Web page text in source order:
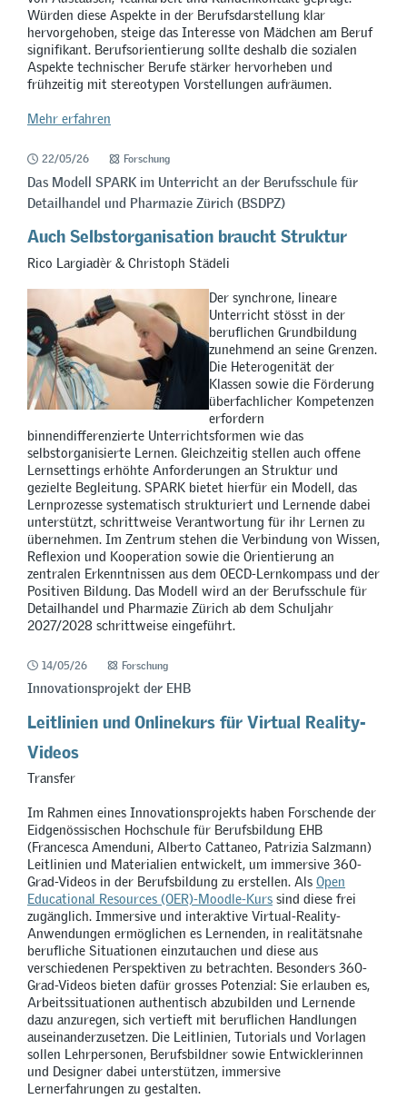
Würden diese Aspekte in der Berufsdarstellung klar
hervorgehoben, steige das Interesse von Mädchen am Beruf
signifikant. Berufsorientierung sollte deshalb die sozialen
Aspekte technischer Berufe stärker hervorheben und
frühzeitig mit stereotypen Vorstellungen aufräumen.
Mehr erfahren
22/05/26 Forschung
Das Modell SPARK im Unterricht an der Berufsschule für
Detailhandel und Pharmazie Zürich (BSDPZ)
Auch Selbstorganisation braucht Struktur
Rico Largiadèr & Christoph Städeli
Der synchrone, lineare
Unterricht stösst in der
beruflichen Grundbildung
zunehmend an seine Grenzen.
Die Heterogenität der
Klassen sowie die Förderung
überfachlicher Kompetenzen
erfordern
binnendifferenzierte Unterrichtsformen wie das
selbstorganisierte Lernen. Gleichzeitig stellen auch offene
Lernsettings erhöhte Anforderungen an Struktur und
gezielte Begleitung. SPARK bietet hierfür ein Modell, das
Lernprozesse systematisch strukturiert und Lernende dabei
unterstützt, schrittweise Verantwortung für ihr Lernen zu
übernehmen. Im Zentrum stehen die Verbindung von Wissen,
Reflexion und Kooperation sowie die Orientierung an
zentralen Erkenntnissen aus dem OECD-Lernkompass und der
Positiven Bildung. Das Modell wird an der Berufsschule für
Detailhandel und Pharmazie Zürich ab dem Schuljahr
2027/2028 schrittweise eingeführt.
14/05/26 Forschung
Innovationsprojekt der EHB
Leitlinien und Onlinekurs für Virtual Reality-
Videos
Transfer
Im Rahmen eines Innovationsprojekts haben Forschende der
Eidgenössischen Hochschule für Berufsbildung EHB
(Francesca Amenduni, Alberto Cattaneo, Patrizia Salzmann)
Leitlinien und Materialien entwickelt, um immersive 360-
Grad-Videos in der Berufsbildung zu erstellen. Als Open
Educational Resources (OER)-Moodle-Kurs sind diese frei
zugänglich. Immersive und interaktive Virtual-Reality-
Anwendungen ermöglichen es Lernenden, in realitätsnahe
berufliche Situationen einzutauchen und diese aus
verschiedenen Perspektiven zu betrachten. Besonders 360-
Grad-Videos bieten dafür grosses Potenzial: Sie erlauben es,
Arbeitssituationen authentisch abzubilden und Lernende
dazu anzuregen, sich vertieft mit beruflichen Handlungen
auseinanderzusetzen. Die Leitlinien, Tutorials und Vorlagen
sollen Lehrpersonen, Berufsbildner sowie Entwicklerinnen
und Designer dabei unterstützen, immersive
Lernerfahrungen zu gestalten.